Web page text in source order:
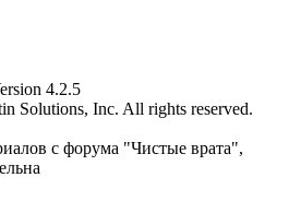
4.2.5
Solutions, Inc. All rights reserved.
с форума "Чистые врата",